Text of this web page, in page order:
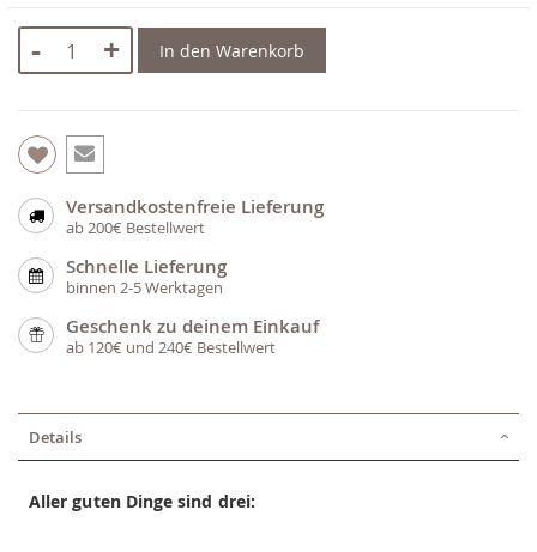
- + In den Warenkorb
Versandkostenfreie Lieferung
ab 200€ Bestellwert
Schnelle Lieferung
binnen 2-5 Werktagen
Geschenk zu deinem Einkauf
ab 120€ und 240€ Bestellwert
Details
Aller guten Dinge sind drei: